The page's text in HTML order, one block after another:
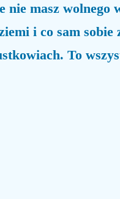
masz
i co sam
To